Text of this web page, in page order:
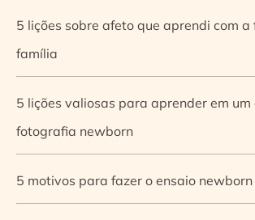
5 lições sobre afeto que aprendi com
família
5 lições valiosas para aprender em um
fotografia newborn
5 motivos para fazer o ensaio newborn